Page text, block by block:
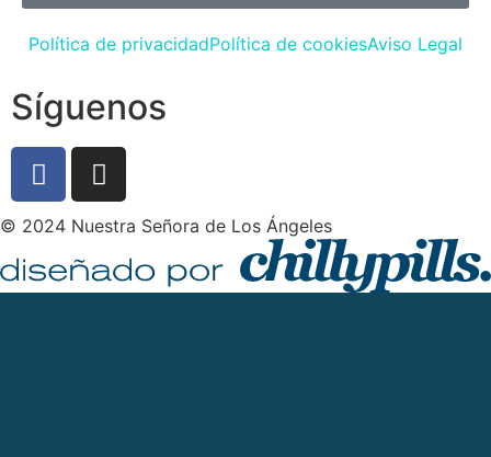
Política de privacidadPolítica de cookiesAviso Legal
Síguenos
© 2024 Nuestra Señora de Los Ángeles